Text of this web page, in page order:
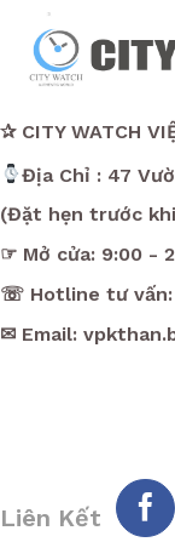
✰ CITY WATCH
Địa Chỉ : 47
(Đặt hẹn trước
☞ Mở cửa: 9:00 -
☏ Hotline tư vấn:
✉ Email:
Liên Kết